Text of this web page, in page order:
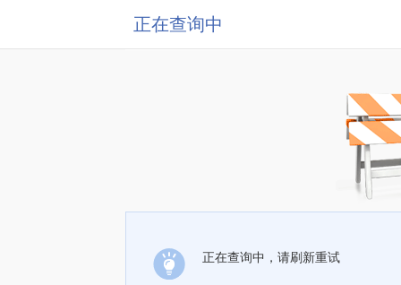
正在查询中
正在查询中，请刷新重试